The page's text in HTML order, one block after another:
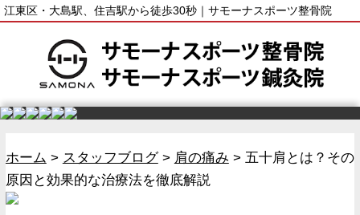
江東区・大島駅、住吉駅から徒歩30秒｜サモーナスポーツ整骨院
ホーム > スタッフブログ> 肩の痛み > 五十肩とは？その
原因と効果的な治療法を徹底解説